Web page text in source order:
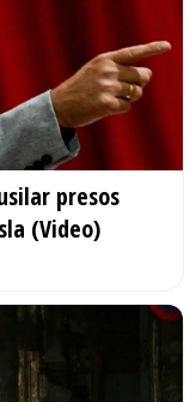
presos
(Video)